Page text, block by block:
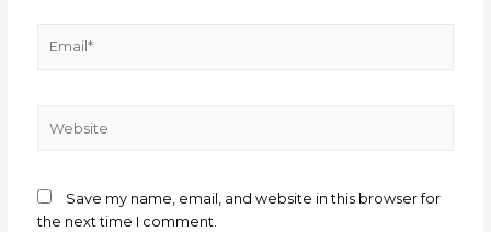
Save my name, email, and website in this browser for
the next time I comment.